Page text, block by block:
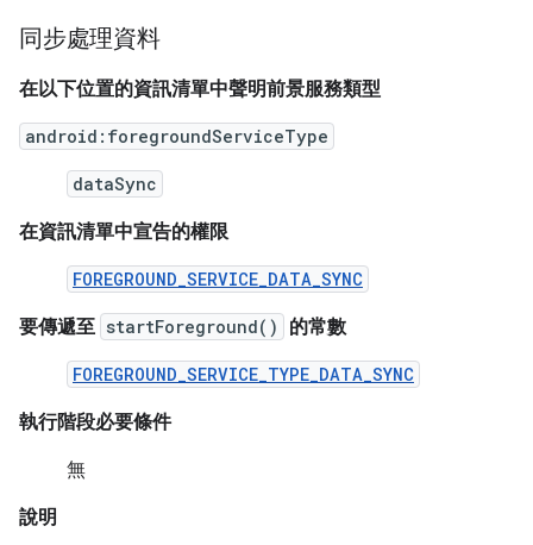
同步處理資料
在以下位置的資訊清單中聲明前景服務類型
android:foregroundServiceType
dataSync
在資訊清單中宣告的權限
FOREGROUND_SERVICE_DATA_SYNC
要傳遞至 startForeground() 的常數
FOREGROUND_SERVICE_TYPE_DATA_SYNC
執行階段必要條件
無
說明